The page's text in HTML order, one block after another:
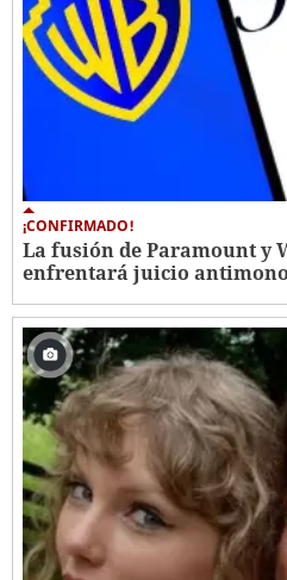
¡CONFIRMADO!
La fusión de Paramount y
enfrentará juicio